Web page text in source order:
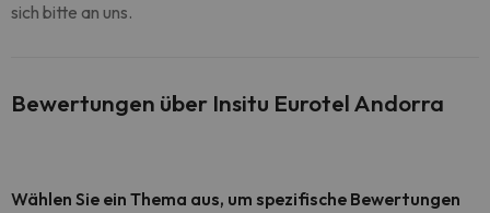
sich bitte an uns.
Bewertungen über Insitu Eurotel Andorra
Wählen Sie ein Thema aus, um spezifische Bewertungen